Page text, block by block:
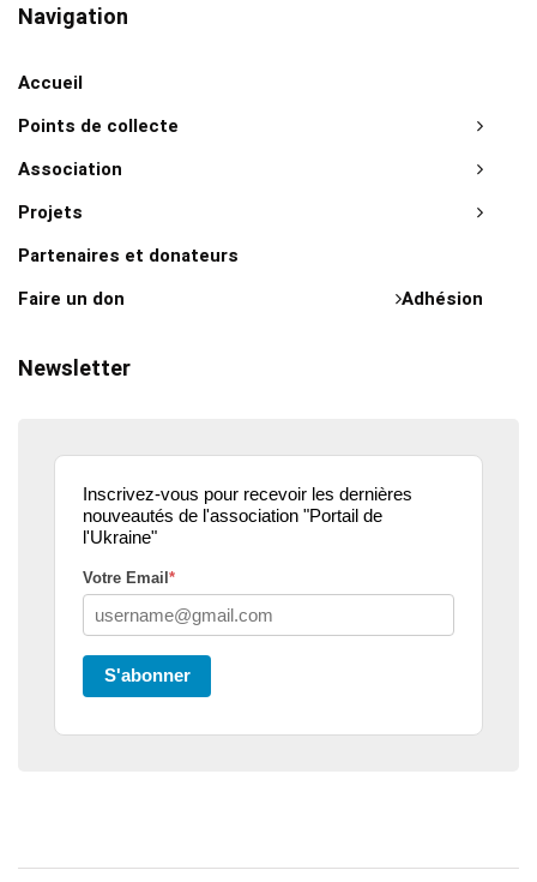
Navigation
Accueil
Points de collecte
Association
Projets
Partenaires et donateurs
Adhésion
Faire un don
Newsletter
Inscrivez-vous pour recevoir les dernières
nouveautés de l'association "Portail de
l'Ukraine"
Votre Email *
S'abonner